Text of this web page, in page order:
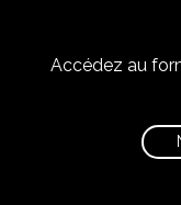
Accédez au